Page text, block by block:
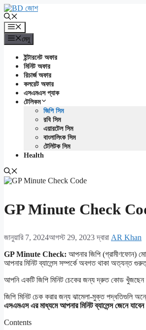
এড়িেয়
লেখায়
যান
মেনু
ইন্টারনেট অফার
মিনিট অফার
রিচার্জ অফার
কলরেট অফার
এসএমএস প্যাক
টেলিকম
জিপি সিম
রবি সিম
এয়ারটেল সিম
বাংলালিংক সিম
টেলিটক সিম
Health
GP Minute Check Code
জানুয়ারি 7, 2024আগস্ট 29, 2023 দ্বারা AR Khan
GP Minute Check: আপনার জিপি (গ্রামীণফোন)
আপনার মিনিট ব্যালেন্স সম্পর্কে অবগত থাকা অত্যন্ত
আপনি একটি জিপি মিনিট চেকের জন্য দ্রুত কোড খুঁজছেন বা
জিপি মিনিট চেক করার জন্য ঝামেলা-মুক্ত পদ্ধতিগুলি
এসএমএস এর মাধ্যমে আপনার মিনিট ব্যালেন্স জেনে
Contents